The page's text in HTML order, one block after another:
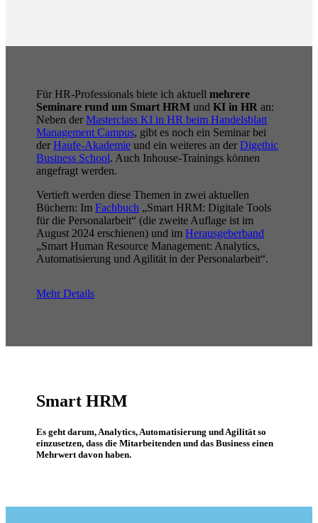
Für HR-Professionals biete ich aktuellmehrere
Seminare rund um Smart HRM undKI in HR an:
Neben derMasterclass KI in HR beim Handelsblatt
Management Campus, gibt es noch ein Seminar bei
derHaufe-Akademie und ein weiteres an derDigethic
Business School. Auch Inhouse-Trainings können
angefragt werden.
Vertieft werden diese Themen in zwei aktuellen
Büchern: ImFachbuch „Smart HRM: Digitale Tools
für die Personalarbeit“ (die zweite Auflage ist im
August 2024 erschienen) und imHerausgeberband
„Smart Human Resource Management: Analytics,
Automatisierung und Agilität in der Personalarbeit“.
Mehr Details
Smart HRM
Es geht darum, Analytics, Automatisierung und Agilität so
einzusetzen, dass die Mitarbeitenden und das Business einen
Mehrwert davon haben.